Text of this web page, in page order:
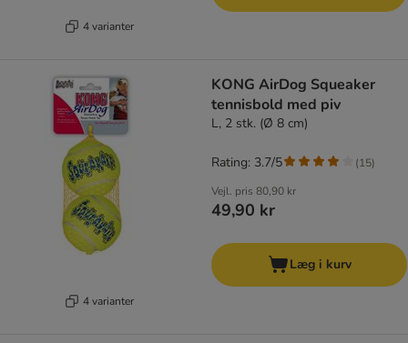
4 varianter
4 varianter
KONG AirDog Squeaker
tennisbold med piv
L, 2 stk. (Ø 8 cm)
Vejl. pris 80,90 kr
49,90 kr
Rating: 3.7/5 (15)
Læg i kurv